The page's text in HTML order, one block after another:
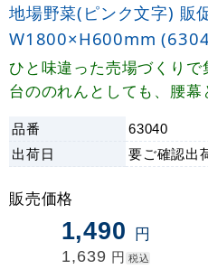
地場野菜(ピンク文字) 販
W1800×H600mm
ひと味違った売場づくり
台ののれんとしても、腰幕
品番 63040
出荷日 要ご確認出
販売価格
1,490 円
1,639 円 税込